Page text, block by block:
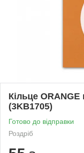
Кільце
(3KB1705)
Готово до відправки
Роздріб